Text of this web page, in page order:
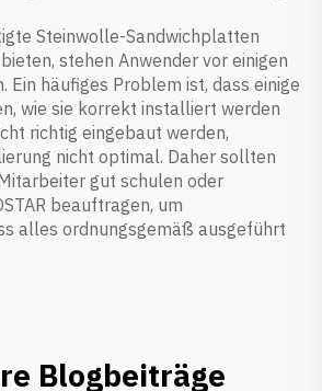
Steinwolle-Sandwichplatten
stehen Anwender vor einigen
Ein häufiges Problem ist, dass einige
wie sie korrekt installiert werden
richtig eingebaut werden,
nicht optimal. Daher sollten
gut schulen oder
beauftragen, um
alles ordnungsgemäß ausgeführt
Blogbeiträge